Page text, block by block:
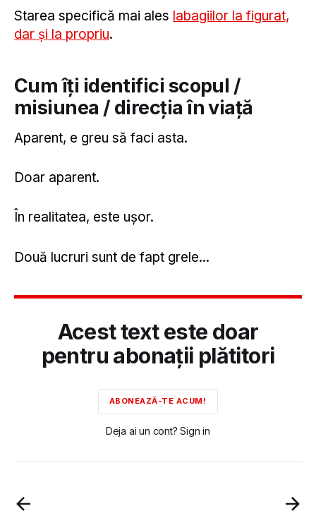
Starea specifică mai ales labagiilor la figurat,
dar și la propriu.
Cum îți identifici scopul /
misiunea / direcția în viață
Aparent, e greu să faci asta.
Doar aparent.
În realitatea, este ușor.
Două lucruri sunt de fapt grele...
Acest text este doar
pentru abonații plătitori
ABONEAZĂ-TE ACUM!
Deja ai un cont? Sign in